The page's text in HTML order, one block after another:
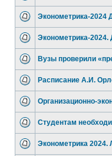
Эконометрика-2024
Эконометрика-
Вузы проверили
Расписание А.И.
Организационно-
Студентам
Эконометрика 2024.